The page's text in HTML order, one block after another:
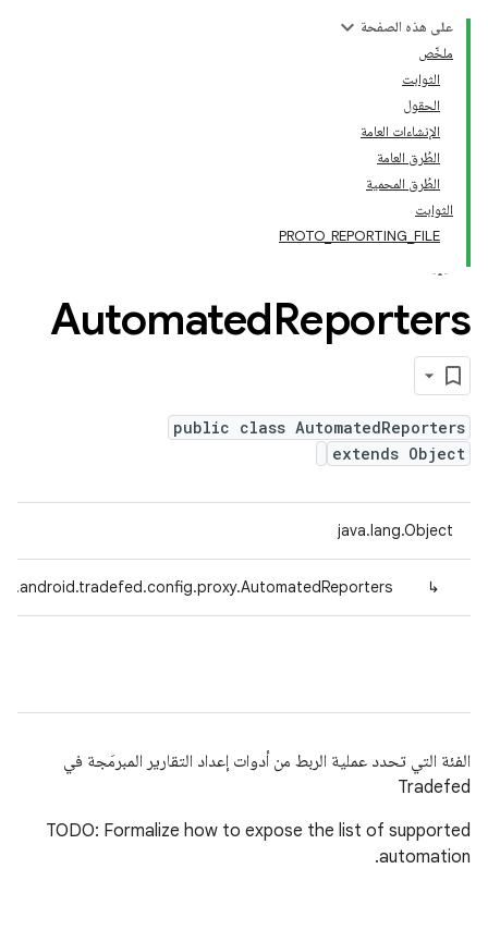
على هذه الصفحة
ملخّص
الثوابت
الحقول
الإنشاءات العامة
الطُرق العامة
الطُرق المحمية
الثوابت
PROTO_REPORTING_FILE
AutomatedReporters
public class AutomatedReporters
extends Object
java.lang.Object
↳
الفئة التي تحدد عملية الربط من أدوات إعداد التقارير المبرمَجة في
Tradefed
TODO: Formalize how to expose the list of supported
automation.